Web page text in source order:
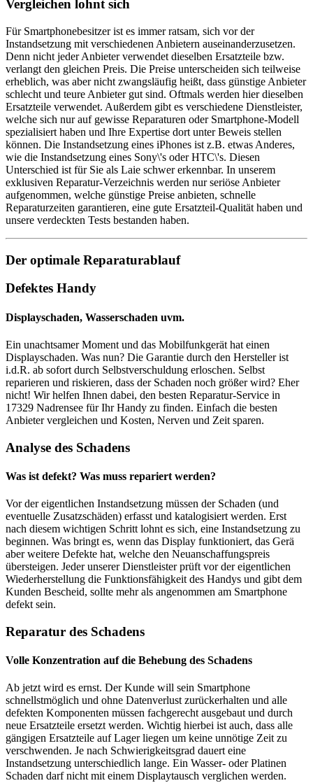
Vergleichen lohnt sich
Für Smartphonebesitzer ist es immer ratsam, sich vor der
Instandsetzung mit verschiedenen Anbietern auseinanderzusetzen.
Denn nicht jeder Anbieter verwendet dieselben Ersatzteile bzw.
verlangt den gleichen Preis. Die Preise unterscheiden sich teilweise
erheblich, was aber nicht zwangsläufig heißt, dass günstige Anbieter
schlecht und teure Anbieter gut sind. Oftmals werden hier dieselben
Ersatzteile verwendet. Außerdem gibt es verschiedene Dienstleister,
welche sich nur auf gewisse Reparaturen oder Smartphone-Modell
spezialisiert haben und Ihre Expertise dort unter Beweis stellen
können. Die Instandsetzung eines iPhones ist z.B. etwas Anderes,
wie die Instandsetzung eines Sony\'s oder HTC\'s. Diesen
Unterschied ist für Sie als Laie schwer erkennbar. In unserem
exklusiven Reparatur-Verzeichnis werden nur seriöse Anbieter
aufgenommen, welche günstige Preise anbieten, schnelle
Reparaturzeiten garantieren, eine gute Ersatzteil-Qualität haben und
unsere verdeckten Tests bestanden haben.
Der optimale Reparaturablauf
Defektes Handy
Displayschaden, Wasserschaden uvm.
Ein unachtsamer Moment und das Mobilfunkgerät hat einen
Displayschaden. Was nun? Die Garantie durch den Hersteller ist
i.d.R. ab sofort durch Selbstverschuldung erloschen. Selbst
reparieren und riskieren, dass der Schaden noch größer wird? Eher
nicht! Wir helfen Ihnen dabei, den besten Reparatur-Service in
17329 Nadrensee für Ihr Handy zu finden. Einfach die besten
Anbieter vergleichen und Kosten, Nerven und Zeit sparen.
Analyse des Schadens
Was ist defekt? Was muss repariert werden?
Vor der eigentlichen Instandsetzung müssen der Schaden (und
eventuelle Zusatzschäden) erfasst und katalogisiert werden. Erst
nach diesem wichtigen Schritt lohnt es sich, eine Instandsetzung zu
beginnen. Was bringt es, wenn das Display funktioniert, das Gerä
aber weitere Defekte hat, welche den Neuanschaffungspreis
übersteigen. Jeder unserer Dienstleister prüft vor der eigentlichen
Wiederherstellung die Funktionsfähigkeit des Handys und gibt dem
Kunden Bescheid, sollte mehr als angenommen am Smartphone
defekt sein.
Reparatur des Schadens
Volle Konzentration auf die Behebung des Schadens
Ab jetzt wird es ernst. Der Kunde will sein Smartphone
schnellstmöglich und ohne Datenverlust zurückerhalten und alle
defekten Komponenten müssen fachgerecht ausgebaut und durch
neue Ersatzteile ersetzt werden. Wichtig hierbei ist auch, dass alle
gängigen Ersatzteile auf Lager liegen um keine unnötige Zeit zu
verschwenden. Je nach Schwierigkeitsgrad dauert eine
Instandsetzung unterschiedlich lange. Ein Wasser- oder Platinen
Schaden darf nicht mit einem Displaytausch verglichen werden.